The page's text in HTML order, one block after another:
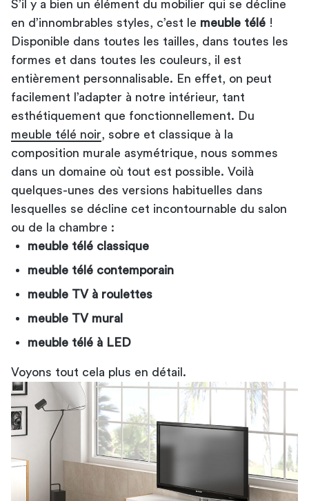
S’il y a bien un élément du mobilier qui se décline
en d’innombrables styles, c’est le meuble télé !
Disponible dans toutes les tailles, dans toutes les
formes et dans toutes les couleurs, il est
entièrement personnalisable. En effet, on peut
facilement l’adapter à notre intérieur, tant
esthétiquement que fonctionnellement. Du
meuble télé noir , sobre et classique à la
composition murale asymétrique, nous sommes
dans un domaine où tout est possible. Voilà
quelques-unes des versions habituelles dans
lesquelles se décline cet incontournable du salon
ou de la chambre :
meuble télé classique
meuble télé contemporain
meuble TV à roulettes
meuble TV mural
meuble télé à LED
Voyons tout cela plus en détail.